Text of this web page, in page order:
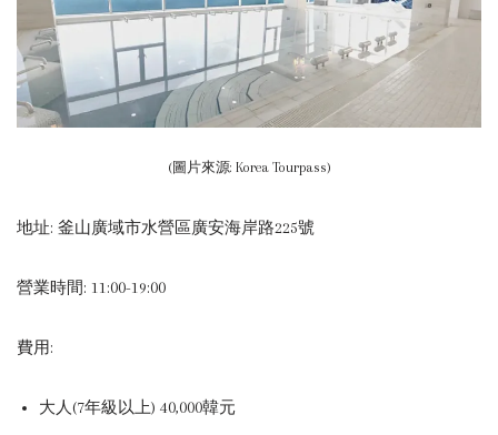
(圖片來源: Korea Tourpass)
地址: 釜山廣域市水營區廣安海岸路225號
營業時間: 11:00-19:00
費用:
大人(7年級以上) 40,000韓元